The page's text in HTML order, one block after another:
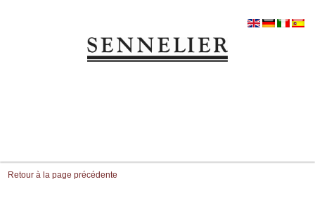
Retour à la page précédente